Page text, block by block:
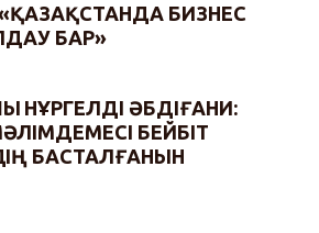
БИЗНЕС
БАР»
НҰРГЕЛДІ ӘБДІҒАНИ:
БЕЙБІТ
БАСТАЛҒАНЫН